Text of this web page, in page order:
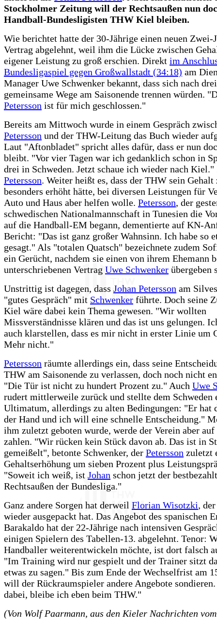
Stockholmer Zeitung will der Rechtsaußen nun
Handball-Bundesligisten THW Kiel bleiben.
Wie berichtet hatte der 30-Jährige einen neuen Zwei-
Vertrag abgelehnt, weil ihm die Lücke zwischen
eigener Leistung zu groß erschien. Direkt im
Bundesligaspiel gegen Großwallstadt (34:18) am
Manager Uwe Schwenker bekannt, dass sich nach
gemeinsame Wege am Saisonende trennen würden.
Petersson ist für mich geschlossen."
Bereits am Mittwoch wurde in einem Gespräch
Petersson und der THW-Leitung das Buch wieder
Laut "Aftonbladet" spricht alles dafür, dass er nun
bleibt. "Vor vier Tagen war ich gedanklich schon in
drei in Schweden. Jetzt schaue ich wieder nach
Petersson. Weiter heißt es, dass der THW sein
besonders erhöht hätte, bei diversen Leistungen für
Auto und Haus aber helfen wolle. Petersson, der
schwedischen Nationalmannschaft in Tunesien die
auf die Handball-EM begann, dementierte auf KN-
Bericht: "Das ist ganz großer Wahnsinn. Ich habe so
gesagt." Als "totalen Quatsch" bezeichnete zudem
ein Gerücht, nachdem sie einen von ihrem Ehemann
unterschriebenen Vertrag Uwe Schwenker übergeben
Unstrittig ist dagegen, dass Johan Petersson am
"gutes Gespräch" mit Schwenker führte. Doch seine
Kiel wäre dabei kein Thema gewesen. "Wir wollten
Missverständnisse klären und das ist uns gelungen.
auch klarstellen, dass es mir nicht in erster Linie um
Mehr nicht."
Petersson räumte allerdings ein, dass seine
THW am Saisonende zu verlassen, doch noch nicht
"Die Tür ist nicht zu hundert Prozent zu." Auch Uwe
rudert mittlerweile zurück und stellte dem Schweden
Ultimatum, allerdings zu alten Bedingungen: "Er hat
der Hand und ich will eine schnelle Entscheidung."
ihm zuletzt geboten wurde, werde der Verein aber
zahlen. "Wir rücken kein Stück davon ab. Das ist in
gemeißelt", betonte Schwenker, der Petersson zuletzt
Gehaltserhöhung um sieben Prozent plus
"Soweit ich weiß, ist Johan schon jetzt der
Rechtsaußen der Bundesliga."
Ganz andere Sorgen hat derweil Florian Wisotzki,
wieder ausgepackt hat. Das Angebot des spanischen
Barakaldo hat der 22-Jährige nach intensiven
einigen Spielern des Tabellen-13. abgelehnt. Tenor:
Handballer weiterentwickeln möchte, ist dort falsch
"Im Training wird nur gespielt und der Trainer sitzt
etwas zu sagen." Bis zum Ende der Wechselfrist am
will der Rückraumspieler andere Angebote
dabei, bleibe ich eben beim THW."
(Von Wolf Paarmann, aus den Kieler Nachrichten